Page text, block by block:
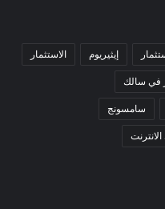
إيثيريوم الاستثمار
في سالك
سامسونج